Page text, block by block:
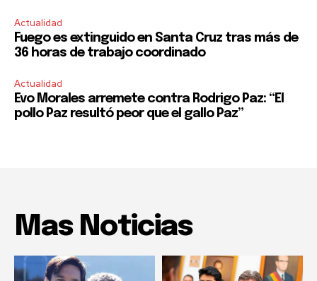
Actualidad
Fuego es extinguido en Santa Cruz tras más de
36 horas de trabajo coordinado
Actualidad
Evo Morales arremete contra Rodrigo Paz: “El
pollo Paz resultó peor que el gallo Paz”
Mas Noticias